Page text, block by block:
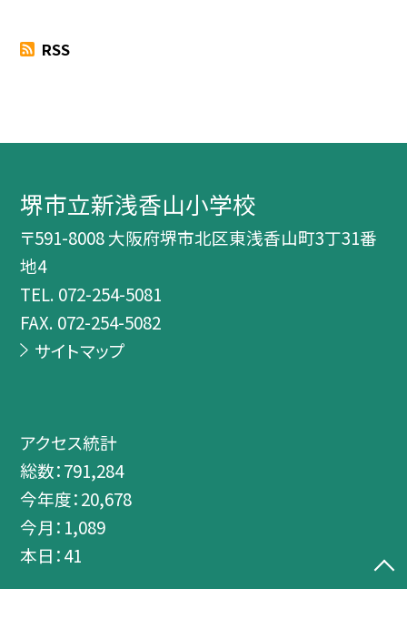
RSS
堺市立新浅香山小学校
〒591-8008 大阪府堺市北区東浅香山町3丁31番
地4
TEL. 072-254-5081
FAX. 072-254-5082
サイトマップ
アクセス統計
総数：791,284
今年度：20,678
今月： 1,089
本日：41